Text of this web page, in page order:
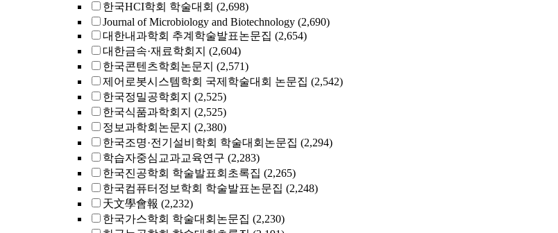
한국HCI학회 학술대회 (2,698)
Journal of Microbiology and Biotechnology (2,690)
대한내과학회 추계학술발표논문집 (2,654)
대한금속·재료학회지 (2,604)
한국콘텐츠학회논문지 (2,571)
제어로봇시스템학회 국제학술대회 논문집 (2,542)
한국정밀공학회지 (2,525)
한국식품과학회지 (2,525)
정보과학회논문지 (2,380)
한국조명·전기설비학회 학술대회논문집 (2,294)
학습자중심교과교육연구 (2,283)
한국진공학회 학술발표회초록집 (2,265)
한국컴퓨터정보학회 학술발표논문집 (2,248)
天文學會報 (2,232)
한국가스학회 학술대회논문집 (2,230)